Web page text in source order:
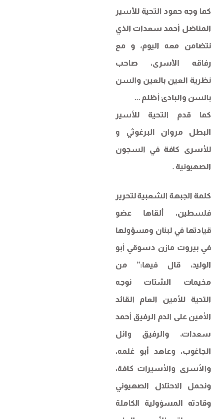
كما وجه حمود التحية للأسير
المناضل أحمد سعدات الذي
نتضامن معه اليوم، و مع
رفاقه الأسرى، صاحب
نظرية العين بالعين والسن
بالسن والبادئ أظلم …
كما قدم التحية للأسير
البطل مروان البرغوثي و
للأسرى كافة في السجون
الصهيونية .
كلمة الجبهة الشعبية لتحرير
فلسطين، ألقاها عضو
قيادتها في لبنان ومسؤولها
في بيروت مازن دسوقي أبو
الوليد، قال فيها:” من
مخيمات الشتات نوجه
التحية للأمين العام القائد
الأمين على الدم الرفيق أحمد
سعدات، والرفيق وائل
الجاغوب، وعاهد أبو غلمه،
والأسرى والأسيرات كافة،
ونحمل الاحتلال الصهيوني
وقادته المسؤولية الكاملة